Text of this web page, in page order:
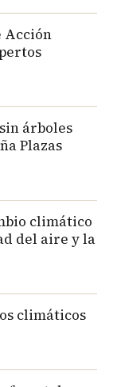
Acción
árboles
Plazas
climático
del aire y la
climáticos